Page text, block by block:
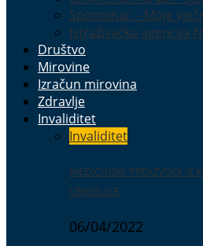
Spomenar – Moje
Istraživačka agencija
Društvo
Mirovine
Izračun mirovina
Zdravlje
Invaliditet
Invaliditet
MEDICINSKI PROIZVODI IZ
IZBJEGLICE
06/04/2022